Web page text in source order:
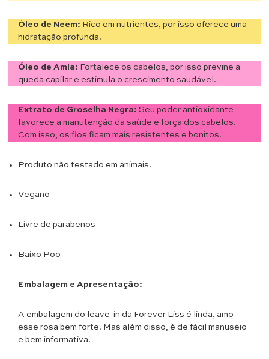
Óleo de Neem: Rico em nutrientes, por isso oferece uma
hidratação profunda.
Óleo de Amla: Fortalece os cabelos, por isso previne a
queda capilar e estimula o crescimento saudável.
Extrato de Groselha Negra: Seu poder antioxidante
favorece a manutenção da saúde e força dos cabelos.
Com isso, os fios ficam mais resistentes e bonitos.
Produto não testado em animais.
Vegano
Livre de parabenos
Baixo Poo
Embalagem e Apresentação:
A embalagem do leave-in da Forever Liss é linda, amo
esse rosa bem forte. Mas além disso, é de fácil manuseio
e bem informativa.